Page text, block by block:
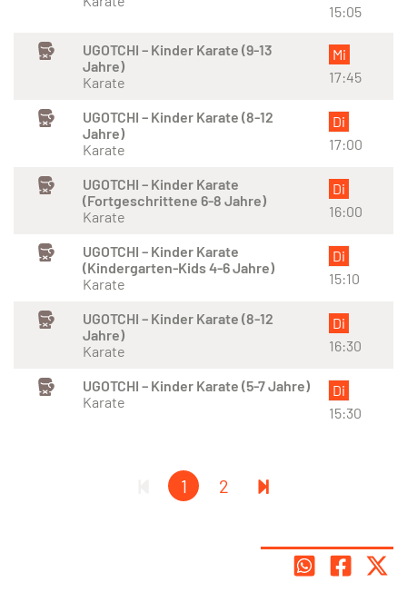
15:05
UGOTCHI – Kinder Karate (9-13
Jahre)
Karate
Mi
17:45
UGOTCHI – Kinder Karate (8-12
Jahre)
Karate
Di
17:00
UGOTCHI – Kinder Karate
(Fortgeschrittene 6-8 Jahre)
Karate
Di
16:00
UGOTCHI – Kinder Karate
(Kindergarten-Kids 4-6 Jahre)
Karate
Di
15:10
UGOTCHI – Kinder Karate (8-12
Jahre)
Karate
Di
16:30
UGOTCHI – Kinder Karate (5-7 Jahre)
Karate
Di
15:30
1 2